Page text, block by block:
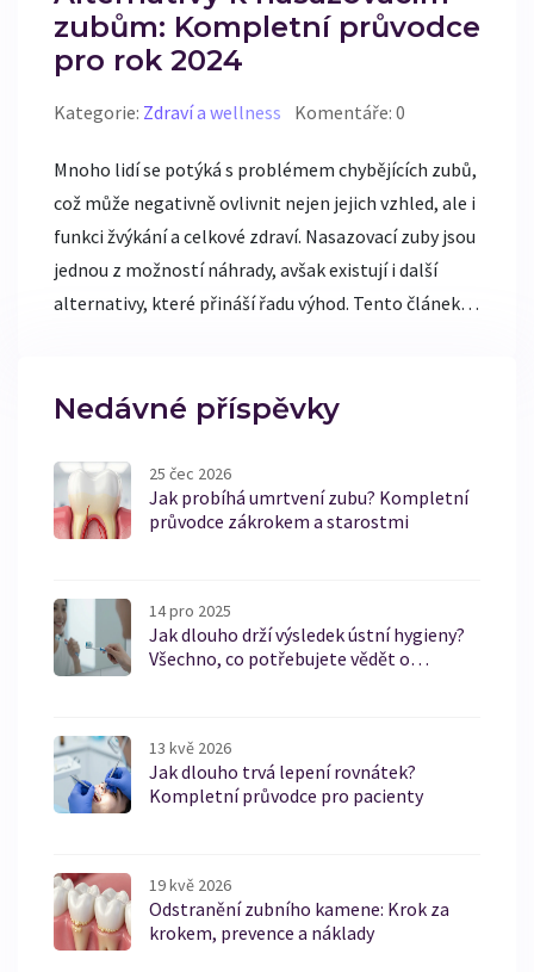
zubům: Kompletní průvodce
pro rok 2024
Kategorie: Zdraví a wellness Komentáře: 0
Mnoho lidí se potýká s problémem chybějících zubů,
což může negativně ovlivnit nejen jejich vzhled, ale i
funkci žvýkání a celkové zdraví. Nasazovací zuby jsou
jednou z možností náhrady, avšak existují i další
alternativy, které přináší řadu výhod. Tento článek
implantátů, můstků a parciálních protéz, aby
Nedávné příspěvky
25 čec 2026
Jak probíhá umrtvení zubu? Kompletní
průvodce zákrokem a starostmi
14 pro 2025
Jak dlouho drží výsledek ústní hygieny?
Všechno, co potřebujete vědět o
13 kvě 2026
Jak dlouho trvá lepení rovnátek?
Kompletní průvodce pro pacienty
19 kvě 2026
Odstranění zubního kamene: Krok za
krokem, prevence a náklady